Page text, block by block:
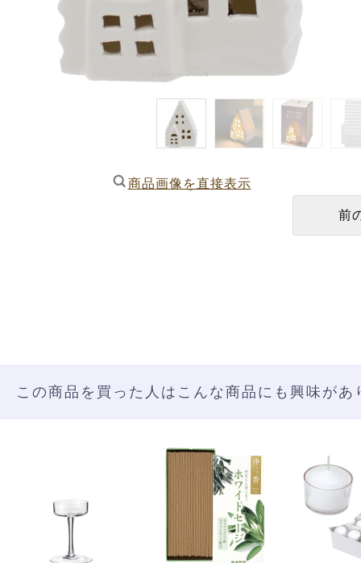
商品画像を直接表示
この商品を買った人はこんな商品にも興味があ